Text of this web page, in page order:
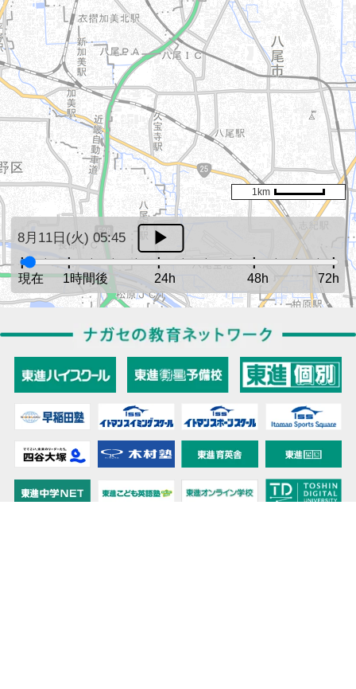
8月11日(火) 05:45
現在 1時間後 24h 48h 72h
1km